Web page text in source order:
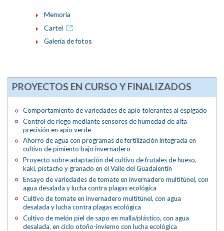
Memoria
Cartel
Galería de fotos
PROYECTOS EN CURSO Y FINALIZADOS
Comportamiento de variedades de apio tolerantes al espigado
Control de riego mediante sensores de humedad de alta
precisión en apio verde
Ahorro de agua con programas de fertilización integrada en
cultivo de pimiento bajo invernadero
Proyecto sobre adaptación del cultivo de frutales de hueso,
kaki, pistacho y granado en el Valle del Guadalentín
Ensayo de variedades de tomate en invernadero multitúnel, con
agua desalada y lucha contra plagas ecológica
Cultivo de tomate en invernadero multitúnel, con agua
desalada y lucha contra plagas ecológica
Cultivo de melón piel de sapo en malla/plástico, con agua
desalada, en ciclo otoño-invierno con lucha ecológica